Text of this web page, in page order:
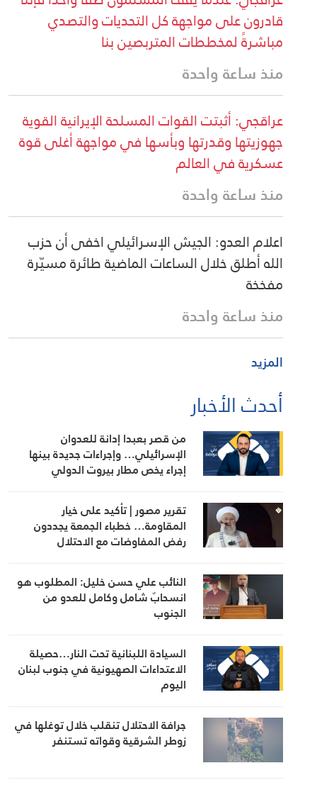
قادرون على مواجهة كل التحديات والتصدي
مباشرةً لمخططات المتربصين بنا
منذ ساعة واحدة
عراقجي: أثبتت القوات المسلحة الإيرانية القوية
جهوزيتها وقدرتها وبأسها في مواجهة أغلى قوة
عسكرية في العالم
منذ ساعة واحدة
اعلام العدو: الجيش الإسرائيلي اخفى أن حزب
الله أطلق خلال الساعات الماضية طائرة مسيّرة
مفخخة
منذ ساعة واحدة
المزيد
أحدث الأخبار
من قصر بعبدا إدانة للعدوان
الإسرائيلي… وإجراءات جديدة بينها
إجراء يخص مطار بيروت الدولي
تقرير مصور | تأكيد على خيار
المقاومة… خطباء الجمعة يجددون
رفض المفاوضات مع الاحتلال
النائب علي حسن خليل: المطلوب هو
انسحابٌ شامل وكامل للعدو من
الجنوب
السيادة اللبنانية تحت النار…حصيلة
الاعتداءات الصهيونية في جنوب لبنان
اليوم
جرافة الاحتلال تنقلب خلال توغلها في
زوطر الشرقية وقواته تستنفر